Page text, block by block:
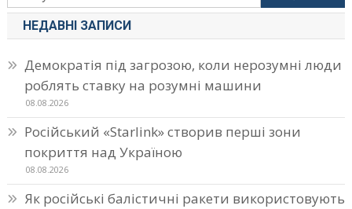
НЕДАВНІ ЗАПИСИ
Демократія під загрозою, коли нерозумні люди
роблять ставку на розумні машини
08.08.2026
Російський «Starlink» створив перші зони
покриття над Україною
08.08.2026
Як російські балістичні ракети використовують